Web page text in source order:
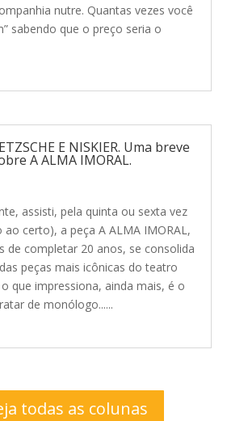
nutre. Quantas vezes você
sabendo que o preço seria o
E NISKIER. Uma breve
A ALMA IMORAL.
assisti, pela quinta ou sexta vez
ao certo), a peça A ALMA IMORAL,
de completar 20 anos, se consolida
peças mais icônicas do teatro
que impressiona, ainda mais, é o
de monólogo......
todas as colunas